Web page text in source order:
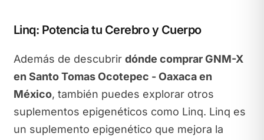
Linq: Potencia tu Cerebro y Cuerpo
Además de descubrir dónde comprar GNM-X
en Santo Tomas Ocotepec - Oaxaca en
México, también puedes explorar otros
suplementos epigenéticos como Linq. Linq es
un suplemento epigenético que mejora la